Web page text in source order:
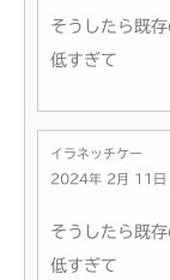
そうしたら既
低すぎて
イラネッチケー
2024年 2月 11
そうしたら既
低すぎて